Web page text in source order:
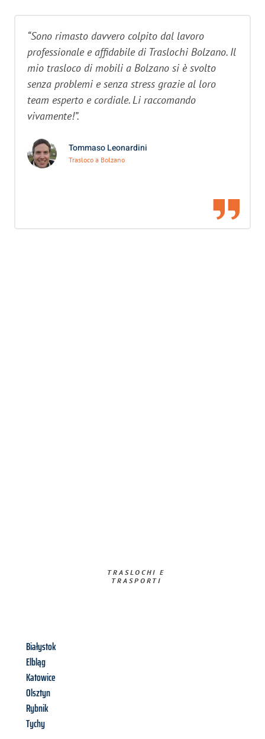
“Sono rimasto davvero colpito dal lavoro
professionale e affidabile di Traslochi Bolzano. Il
mio trasloco di mobili a Bolzano si è svolto
senza problemi e senza stress grazie al loro
team esperto e cordiale. Li raccomando
vivamente!”.
Tommaso Leonardini
Trasloco a Bolzano
TRASLOCHI E
TRASPORTI​
Białystok
Elbląg
Katowice
Olsztyn
Rybnik
Tychy